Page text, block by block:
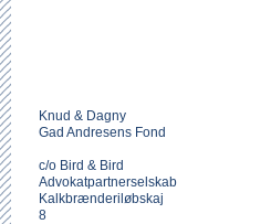
Knud & Dagny
Gad Andresens Fond
c/o Bird & Bird
Advokatpartnerselskab
Kalkbrænderiløbskaj
8